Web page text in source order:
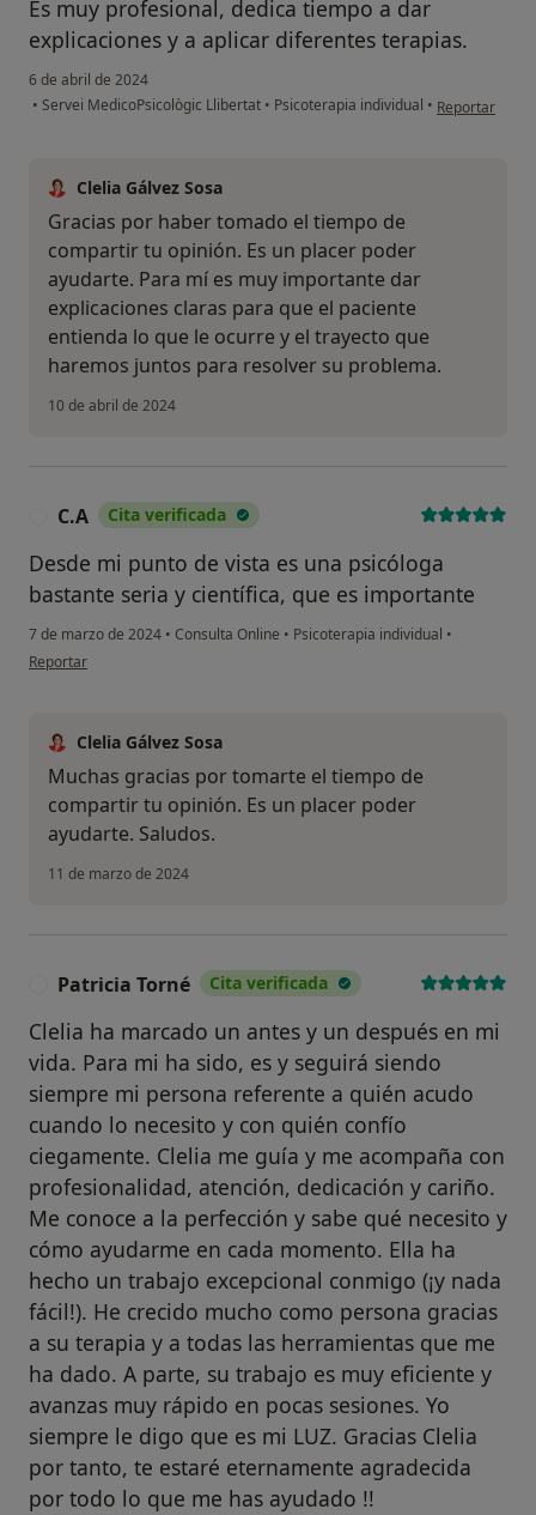
Es muy profesional, dedica tiempo a dar
explicaciones y a aplicar diferentes terapias.
6 de abril de 2024
• Servei MedicoPsicològic Llibertat • Psicoterapia individual • en opinión del
Reportar
Clelia Gálvez Sosa
Gracias por haber tomado el tiempo de
compartir tu opinión. Es un placer poder
ayudarte. Para mí es muy importante dar
explicaciones claras para que el paciente
entienda lo que le ocurre y el trayecto que
haremos juntos para resolver su problema.
10 de abril de 2024
C.A Cita verificada
Desde mi punto de vista es una psicóloga
bastante seria y científica, que es importante
7 de marzo de 2024 • Consulta Online • Psicoterapia individual •
en opinión del usuario C.A
Reportar
Clelia Gálvez Sosa
Muchas gracias por tomarte el tiempo de
compartir tu opinión. Es un placer poder
ayudarte. Saludos.
11 de marzo de 2024
Patricia Torné Cita verificada
Clelia ha marcado un antes y un después en mi
vida. Para mi ha sido, es y seguirá siendo
siempre mi persona referente a quién acudo
cuando lo necesito y con quién confío
ciegamente. Clelia me guía y me acompaña con
profesionalidad, atención, dedicación y cariño.
Me conoce a la perfección y sabe qué necesito y
cómo ayudarme en cada momento. Ella ha
hecho un trabajo excepcional conmigo (¡y nada
fácil!). He crecido mucho como persona gracias
a su terapia y a todas las herramientas que me
ha dado. A parte, su trabajo es muy eficiente y
avanzas muy rápido en pocas sesiones. Yo
siempre le digo que es mi LUZ. Gracias Clelia
por tanto, te estaré eternamente agradecida
por todo lo que me has ayudado !!